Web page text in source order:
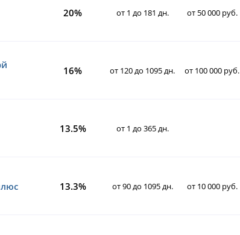
20% от 1 до 181 дн. от 50 000 руб.
16% от 120 до 1095 дн. от 100 000 руб.
13.5% от 1 до 365 дн.
13.3% от 90 до 1095 дн. от 10 000 руб.